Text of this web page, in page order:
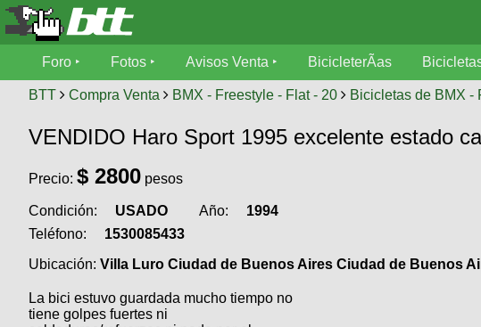
Foro
Foro
MecÃ¡nica
Fotos
tu foto
Galeria
XC
Viajes
Avisos
SUBÃ
aviso
Buscar
BicicleterÃ­
as
Bicicletas
Foro Fotos Avisos Venta BicicleterÃ­as
BTT Compra Venta BMX - Freestyle - Flat - 20 Bicicletas de BMX -
VENDIDO Haro Sport 1995 excelente estado
Precio: $ 2800 pesos
Condición: USADO Año:
1994
Teléfono:
1530085433
Ubicación: Villa Luro Ciudad de Buenos Aires Ciudad de Buenos
La bici estuvo guardada mucho tiempo no
tiene golpes fuertes ni